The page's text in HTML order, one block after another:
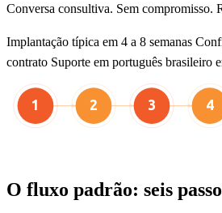
Conversa consultiva. Sem compromisso.
Implantação típica em 4 a 8 semanas
contrato Suporte em português brasileiro
1 2 3 4
O fluxo padrão: seis